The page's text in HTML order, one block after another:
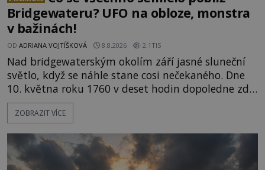
Bridgewateru? UFO na obloze, monstra
v bažinách!
OD ADRIANA VOJTÍŠKOVÁ 8.8.2026 2.1TIS
Nad bridgewaterským okolím září jasné sluneční
světlo, když se náhle stane cosi nečekaného. Dne
10. května roku 1760 v deset hodin dopoledne zde
dojde k vůbec prvnímu historicky doloženému
přeletu UFO. Podle záznamů vyzařuje takové
jen o nějaký optický klam, nebo se zde skutečně
právě vznáší mimozemská loď
ZOBRAZIT VÍCE